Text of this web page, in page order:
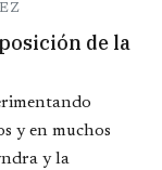
de la
y en muchos
y la